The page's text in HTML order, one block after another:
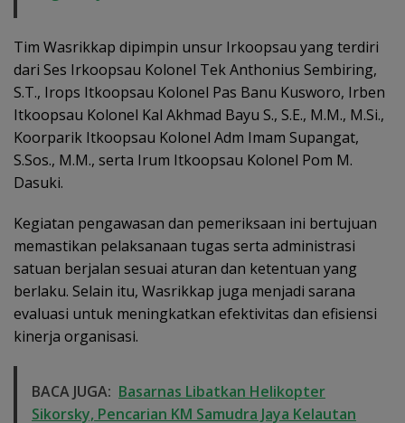
Tim Wasrikkap dipimpin unsur Irkoopsau yang terdiri
dari Ses Irkoopsau Kolonel Tek Anthonius Sembiring,
S.T., Irops Itkoopsau Kolonel Pas Banu Kusworo, Irben
Itkoopsau Kolonel Kal Akhmad Bayu S., S.E., M.M., M.Si.,
Koorparik Itkoopsau Kolonel Adm Imam Supangat,
S.Sos., M.M., serta Irum Itkoopsau Kolonel Pom M.
Dasuki.
Kegiatan pengawasan dan pemeriksaan ini bertujuan
memastikan pelaksanaan tugas serta administrasi
satuan berjalan sesuai aturan dan ketentuan yang
berlaku. Selain itu, Wasrikkap juga menjadi sarana
evaluasi untuk meningkatkan efektivitas dan efisiensi
kinerja organisasi.
BACA JUGA: Basarnas Libatkan Helikopter
Sikorsky, Pencarian KM Samudra Jaya Kelautan